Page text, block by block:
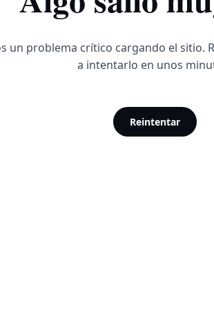
un problema crítico cargando el sitio.
a intentarlo en unos
Reintentar